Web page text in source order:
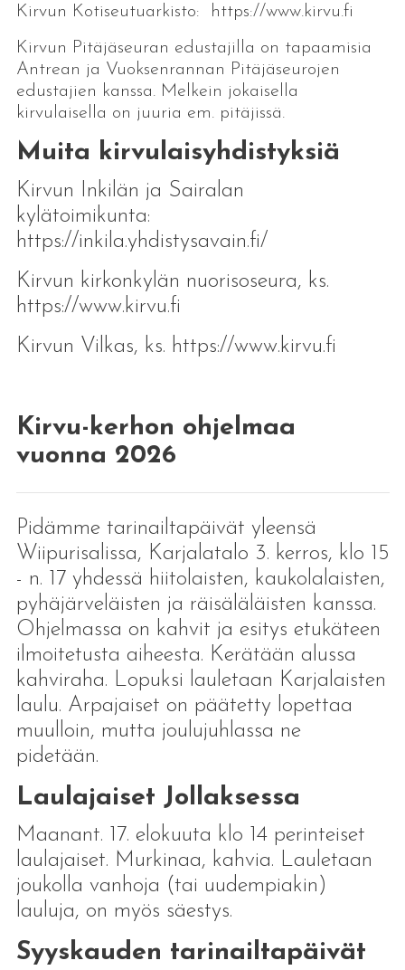
Kirvun Kotiseutuarkisto: https://www.kirvu.fi
Kirvun Pitäjäseuran edustajilla on tapaamisia
Antrean ja Vuoksenrannan Pitäjäseurojen
edustajien kanssa. Melkein jokaisella
kirvulaisella on juuria em. pitäjissä.
Muita kirvulaisyhdistyksiä
Kirvun Inkilän ja Sairalan
kylätoimikunta:
https://inkila.yhdistysavain.fi/
Kirvun kirkonkylän nuorisoseura, ks.
https://www.kirvu.fi
Kirvun Vilkas, ks. https://www.kirvu.fi
Kirvu-kerhon ohjelmaa
vuonna 2026
Pidämme tarinailtapäivät yleensä
Wiipurisalissa, Karjalatalo 3. kerros, klo 15
- n. 17 yhdessä hiitolaisten, kaukolalaisten,
pyhäjärveläisten ja räisäläläisten kanssa.
Ohjelmassa on kahvit ja esitys etukäteen
ilmoitetusta aiheesta. Kerätään alussa
kahviraha. Lopuksi lauletaan Karjalaisten
laulu. Arpajaiset on päätetty lopettaa
muulloin, mutta joulujuhlassa ne
pidetään.
Laulajaiset Jollaksessa
Maanant. 17. elokuuta klo 14 perinteiset
laulajaiset. Murkinaa, kahvia. Lauletaan
joukolla vanhoja (tai uudempiakin)
lauluja, on myös säestys.
Syyskauden tarinailtapäivät